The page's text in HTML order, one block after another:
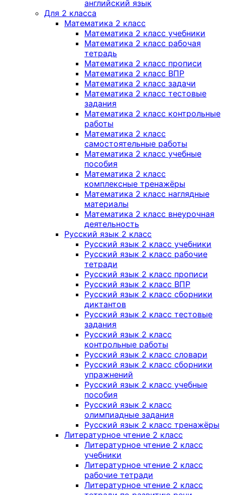
английский язык
Для 2 класса
Математика 2 класс
Математика 2 класс учебники
Математика 2 класс рабочая
тетрадь
Математика 2 класс прописи
Математика 2 класс ВПР
Математика 2 класс задачи
Математика 2 класс тестовые
задания
Математика 2 класс контрольные
работы
Математика 2 класс
самостоятельные работы
Математика 2 класс учебные
пособия
Математика 2 класс
комплексные тренажёры
Математика 2 класс наглядные
материалы
Математика 2 класс внеурочная
деятельность
Русский язык 2 класс
Русский язык 2 класс учебники
Русский язык 2 класс рабочие
тетради
Русский язык 2 класс прописи
Русский язык 2 класс ВПР
Русский язык 2 класс сборники
диктантов
Русский язык 2 класс тестовые
задания
Русский язык 2 класс
контрольные работы
Русский язык 2 класс словари
Русский язык 2 класс сборники
упражнений
Русский язык 2 класс учебные
пособия
Русский язык 2 класс
олимпиадные задания
Русский язык 2 класс тренажёры
Литературное чтение 2 класс
Литературное чтение 2 класс
учебники
Литературное чтение 2 класс
рабочие тетради
Литературное чтение 2 класс